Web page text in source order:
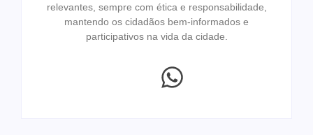
relevantes, sempre com ética e responsabilidade,
mantendo os cidadãos bem-informados e
participativos na vida da cidade.